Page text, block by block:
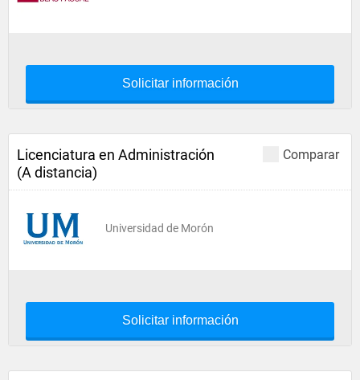
Solicitar información
Comparar
Licenciatura en Administración
(A distancia)
Universidad de Morón
Solicitar información